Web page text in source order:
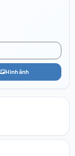
Hình ảnh